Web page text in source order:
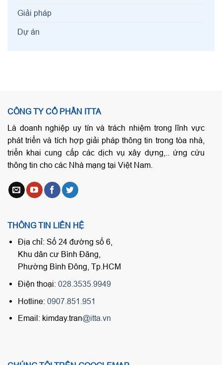
Giải pháp
Dự án
CÔNG TY CỔ PHẦN ITTA
Là doanh nghiệp uy tín và trách nhiệm trong lĩnh vực
phát triển và tích hợp giải pháp thông tin trong tòa nhà,
triển khai cung cấp các dịch vụ xây dựng,.. ứng cứu
thông tin cho các Nhà mạng tại Việt Nam.
THÔNG TIN LIÊN HỆ
Địa chỉ: Số 24 đường số 6,
Khu dân cư Bình Đăng,
Phường Bình Đông, Tp.HCM
Điện thoại: 028.3535.9949
Hotline: 0907.851.951
Email: kimday.tran@itta.vn